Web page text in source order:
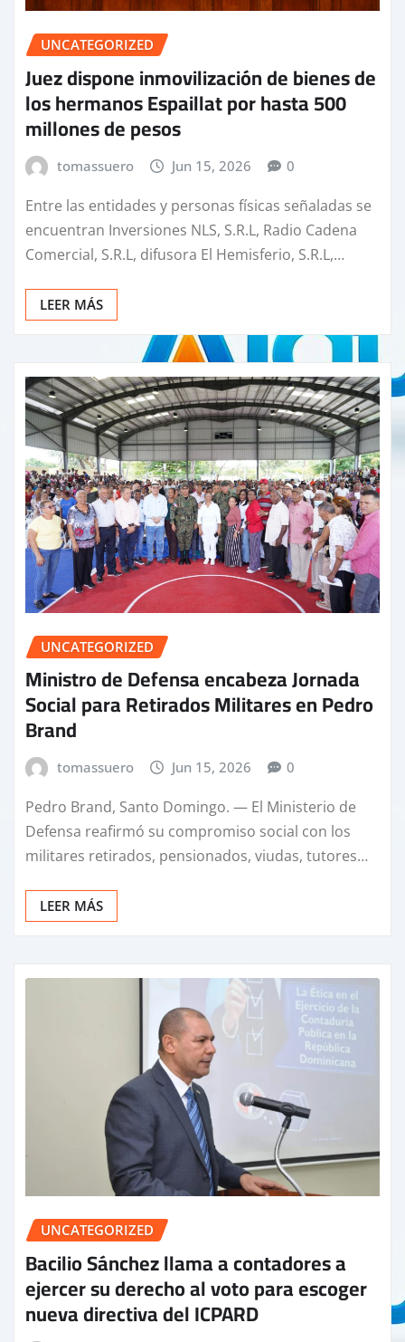
UNCATEGORIZED
Juez dispone inmovilización de bienes de
los hermanos Espaillat por hasta 500
millones de pesos
tomassuero Jun 15, 2026 0
Entre las entidades y personas físicas señaladas se
encuentran Inversiones NLS, S.R.L, Radio Cadena
Comercial, S.R.L, difusora El Hemisferio, S.R.L,…
LEER MÁS
UNCATEGORIZED
Ministro de Defensa encabeza Jornada
Social para Retirados Militares en Pedro
Brand
tomassuero Jun 15, 2026 0
Pedro Brand, Santo Domingo. — El Ministerio de
Defensa reafirmó su compromiso social con los
militares retirados, pensionados, viudas, tutores…
LEER MÁS
UNCATEGORIZED
Bacilio Sánchez llama a contadores a
ejercer su derecho al voto para escoger
nueva directiva del ICPARD